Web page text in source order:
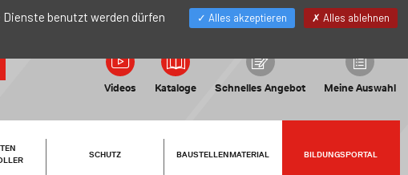
Mein Konto DE
Videos Kataloge Schnelles Angebot Meine Auswahl
SCHUTZ BAUSTELLENMATERIAL BILDUNGSPORTAL
Dienste benutzt werden dürfen Alles akzeptieren
Alles ablehnen